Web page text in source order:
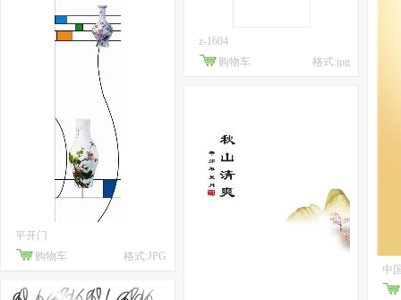
平开门
购物车
格式:JPG
z-1604
购物车
格式:jpg
中